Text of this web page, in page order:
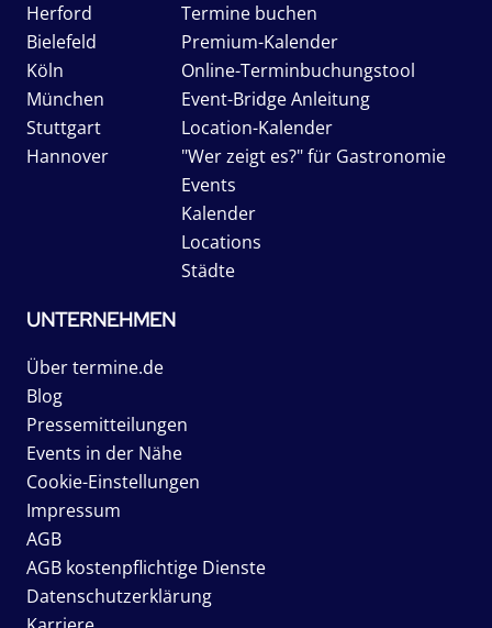
Herford
Bielefeld
Köln
München
Stuttgart
Hannover
Termine buchen
Premium-Kalender
Online-Terminbuchungstool
Event-Bridge Anleitung
Location-Kalender
"Wer zeigt es?" für Gastronomie
Events
Kalender
Locations
Städte
UNTERNEHMEN
Über termine.de
Blog
Pressemitteilungen
Events in der Nähe
Cookie-Einstellungen
Impressum
AGB
AGB kostenpflichtige Dienste
Datenschutzerklärung